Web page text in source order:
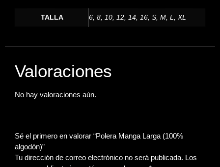
TALLA 6, 8, 10, 12, 14, 16, S, M, L, XL
Valoraciones
No hay valoraciones aún.
Sé el primero en valorar “Polera Manga Larga (100%
algodón)”
Tu dirección de correo electrónico no será publicada. Los